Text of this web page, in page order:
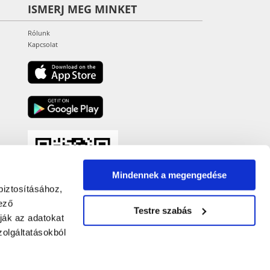
az adatokat
Mindennek a megengedése
Testre szabás
ISMERJ MEG MINKET
Rólunk
Kapcsolat